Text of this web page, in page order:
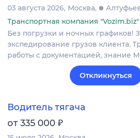
03 августа 2026 Москва
Транспортная компания "Vozim.biz"
Без погрузки и ночных графиков!
экспедирование грузов клиента.
работы с документацией, знание
Откликнуться
Водитель тягача
от 335 000 ₽